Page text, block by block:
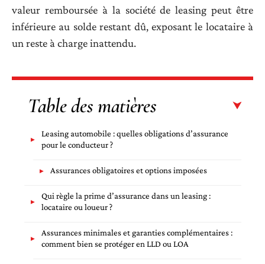
valeur remboursée à la société de leasing peut être
inférieure au solde restant dû, exposant le locataire à
un reste à charge inattendu.
Table des matières
Leasing automobile : quelles obligations d’assurance
pour le conducteur ?
Assurances obligatoires et options imposées
Qui règle la prime d’assurance dans un leasing :
locataire ou loueur ?
Assurances minimales et garanties complémentaires :
comment bien se protéger en LLD ou LOA